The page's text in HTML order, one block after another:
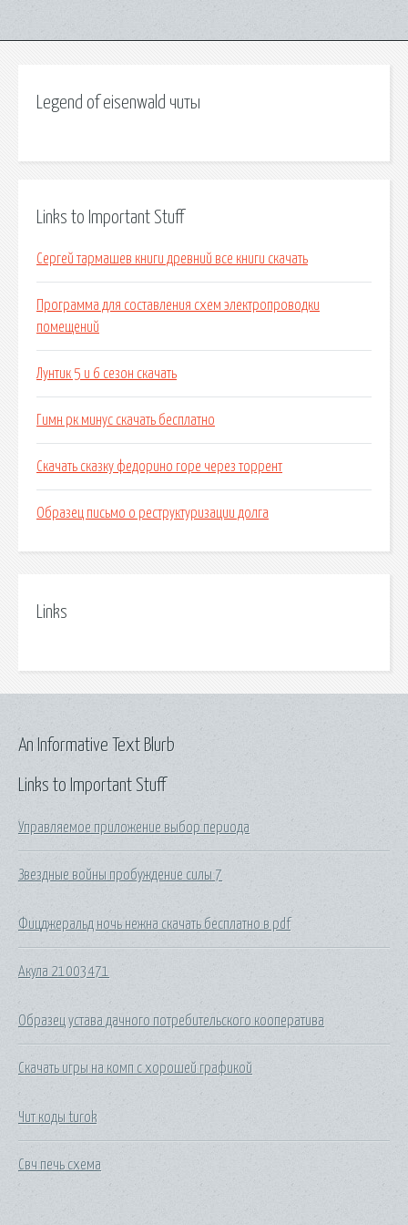
Legend of eisenwald читы
Links to Important Stuff
Сергей тармашев книги древний все книги скачать
Программа для составления схем электропроводки
помещений
Лунтик 5 и 6 сезон скачать
Гимн рк минус скачать бесплатно
Скачать сказку федорино горе через торрент
Образец письмо о реструктуризации долга
Links
Links to Important Stuff
Управляемое приложение выбор периода
Звездные войны пробуждение силы 7
Фицджеральд ночь нежна скачать бесплатно в pdf
Акула 21003471
Образец устава дачного потребительского кооператива
Скачать игры на комп с хорошей графикой
Чит коды turok
Свч печь схема
An Informative Text Blurb